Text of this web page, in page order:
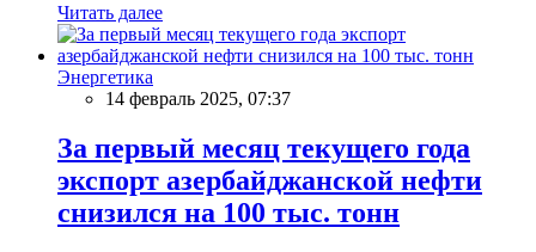
Читать далее
Энергетика
14 февраль 2025, 07:37
За первый месяц текущего года
экспорт азербайджанской нефти
снизился на 100 тыс. тонн